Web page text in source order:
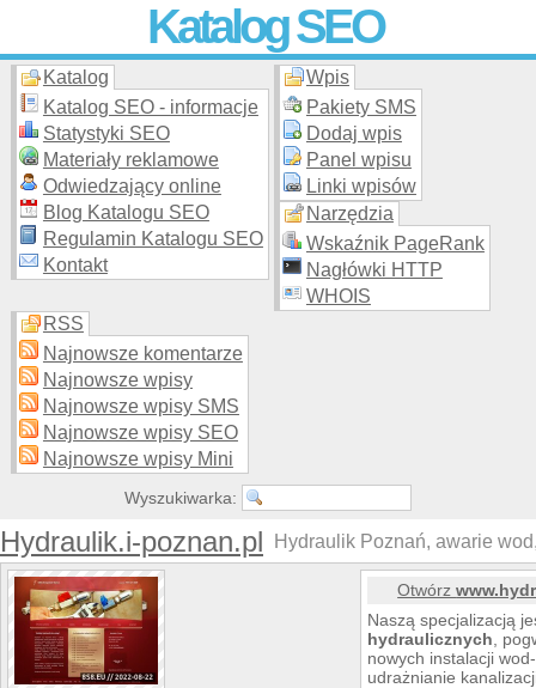
Katalog SEO
Skuteczna i promocja stron WWW –
moderowanego katalogu za darmo!
Katalog
Katalog SEO - informacje
Statystyki SEO
Materiały reklamowe
Odwiedzający online
Blog Katalogu SEO
Regulamin Katalogu SEO
Kontakt
Wpis
Pakiety SMS
Dodaj wpis
Panel wpisu
Linki wpisów
Narzędzia
Wskaźnik PageRank
Nagłówki HTTP
WHOIS
RSS
Najnowsze komentarze
Najnowsze wpisy
Najnowsze wpisy SMS
Najnowsze wpisy SEO
Najnowsze wpisy Mini
Wyszukiwarka:
Hydraulik.i-poznan.pl Hydraulik Poznań, awarie
Otwórz
Naszą specjalizacją
hydraulicznych ,
nowych instalacji
udrażnianie